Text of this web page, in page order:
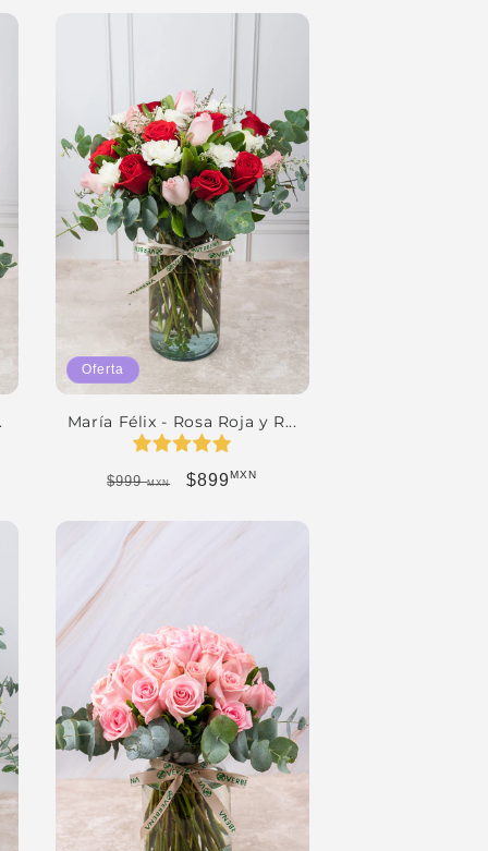
Oferta
María Félix - Rosa Roja y R...
Precio habitual
$999MXN Precio de oferta
$899MXN